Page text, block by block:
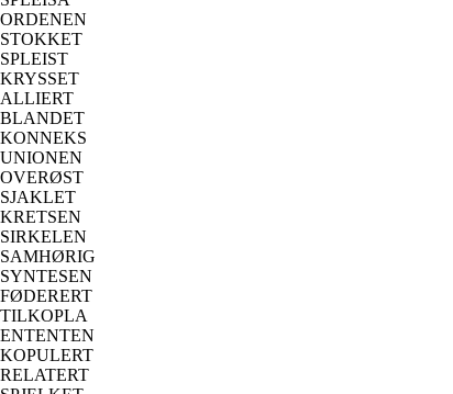
ORDENEN
STOKKET
SPLEIST
KRYSSET
ALLIERT
BLANDET
KONNEKS
UNIONEN
OVERØST
SJAKLET
KRETSEN
SIRKELEN
SAMHØRIG
SYNTESEN
FØDERERT
TILKOPLA
ENTENTEN
KOPULERT
RELATERT